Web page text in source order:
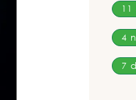
11
4
7